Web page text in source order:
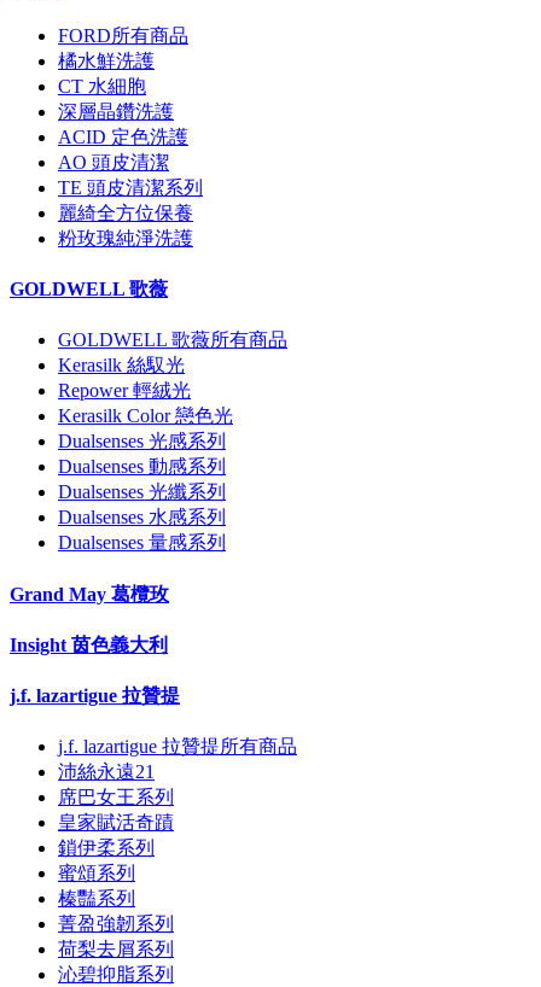
FORD所有商品
橘水鮮洗護
CT 水細胞
深層晶鑽洗護
ACID 定色洗護
AO 頭皮清潔
TE 頭皮清潔系列
麗綺全方位保養
粉玫瑰純淨洗護
GOLDWELL 歌薇
GOLDWELL 歌薇所有商品
Kerasilk 絲馭光
Repower 輕絨光
Kerasilk Color 戀色光
Dualsenses 光感系列
Dualsenses 動感系列
Dualsenses 光纖系列
Dualsenses 水感系列
Dualsenses 量感系列
Grand May 葛欖玫
Insight 茵色義大利
j.f. lazartigue 拉贊提
j.f. lazartigue 拉贊提所有商品
沛絲永遠21
席巴女王系列
皇家賦活奇蹟
鎖伊柔系列
蜜頌系列
榛豔系列
菁盈強韌系列
荷梨去屑系列
沁碧抑脂系列